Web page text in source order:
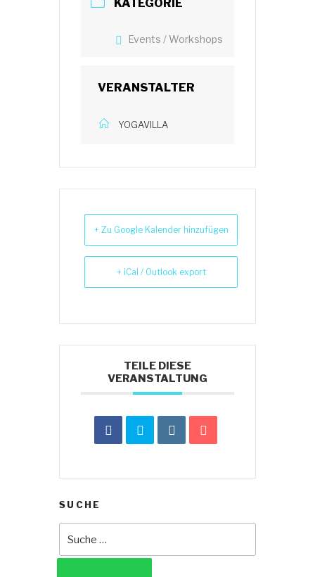
KATEGORIE
Events / Workshops
VERANSTALTER
YOGAVILLA
+ Zu Google Kalender hinzufügen
+ iCal / Outlook export
TEILE DIESE
VERANSTALTUNG
SUCHE
nach: